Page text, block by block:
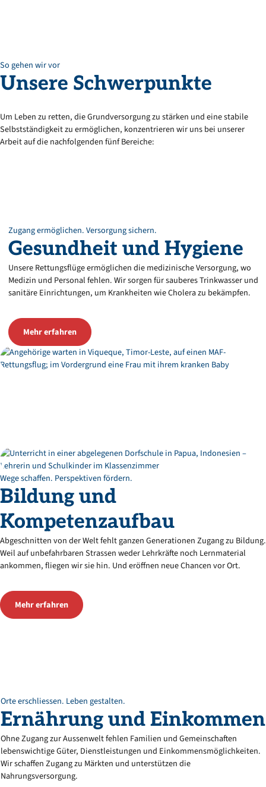
So gehen wir vor
Unsere Schwerpunkte
Um Leben zu retten, die Grundversorgung zu stärken und eine stabile
Selbstständigkeit zu ermöglichen, konzentrieren wir uns bei unserer
Arbeit auf die nachfolgenden fünf Bereiche:
Zugang ermöglichen. Versorgung sichern.
Gesundheit und Hygiene
Unsere Rettungsflüge ermöglichen die medizinische Versorgung, wo
Medizin und Personal fehlen. Wir sorgen für sauberes Trinkwasser und
sanitäre Einrichtungen, um Krankheiten wie Cholera zu bekämpfen.
Mehr erfahren
Wege schaffen. Perspektiven fördern.
Bildung und
Kompetenzaufbau
Abgeschnitten von der Welt fehlt ganzen Generationen Zugang zu Bildung.
Weil auf unbefahrbaren Strassen weder Lehrkräfte noch Lernmaterial
ankommen, fliegen wir sie hin. Und eröffnen neue Chancen vor Ort.
Mehr erfahren
Orte erschliessen. Leben gestalten.
Ernährung und Einkommen
Ohne Zugang zur Aussenwelt fehlen Familien und Gemeinschaften
lebenswichtige Güter, Dienstleistungen und Einkommensmöglichkeiten.
Wir schaffen Zugang zu Märkten und unterstützen die
Nahrungsversorgung.